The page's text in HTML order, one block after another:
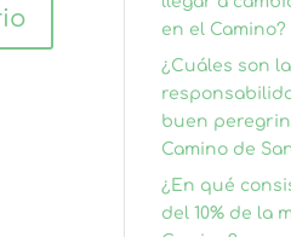
en el Camino?
¿Cuáles son
buen
Camino de
¿En qué
del 10% de la